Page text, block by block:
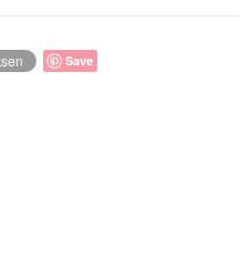
Save